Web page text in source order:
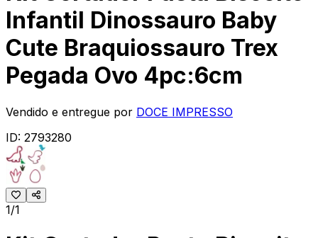
Infantil Dinossauro Baby
Cute Braquiossauro Trex
Pegada Ovo 4pc:6cm
Vendido e entregue por DOCE IMPRESSO
ID: 2793280
1/1